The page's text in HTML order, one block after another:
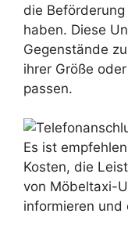
die
haben. Diese
Gegenstände
ihrer Größe
passen.
Es ist
Kosten, die
von Möbeltaxi-
informieren und